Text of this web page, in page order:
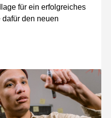
für ein erfolgreiches
dafür den neuen